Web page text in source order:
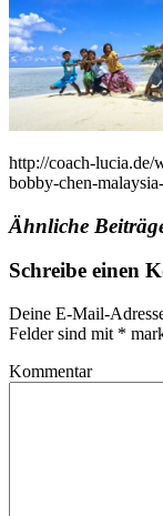
http://coach-lucia.de/
bobby-chen-
Ähnliche
Schreibe einen
Deine E-Mail-
Felder sind mit *
Kommentar